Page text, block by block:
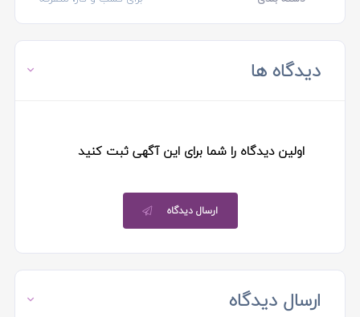
دیدگاه ها
اولین دیدگاه را شما برای این آگهی ثبت کنید
ارسال دیدگاه
ارسال دیدگاه